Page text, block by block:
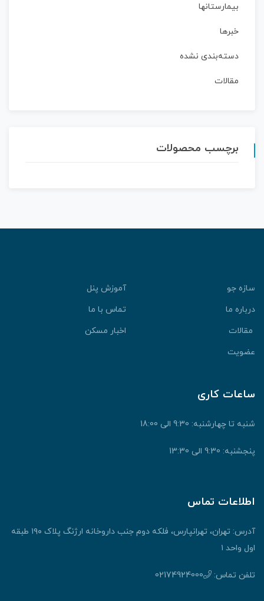
بیمارستانها
خبرها
دسته‌بندی نشده
مقالات
برچسب محصولات
سازه جو
آموزش پنل
درباره ما
تماس با ما
مقالات
اخبار مسکن
عضویت
ساعات کاری
شنبه تا چهارشنبه: 9:30 الی 18:00
پنجشنبه: 9:30 الی 13:30
اطلاعات تماس
آدرس: تهران، تهرانپارس، فلکه دوم جنب داروخانه ارژنگ پلاک ۱۹۰ طبقه
اول واحد ۱
تلفن تماس: 02174924000